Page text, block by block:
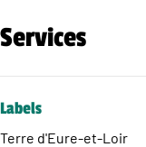
Services
Labels
Terre d'Eure-et-Loir